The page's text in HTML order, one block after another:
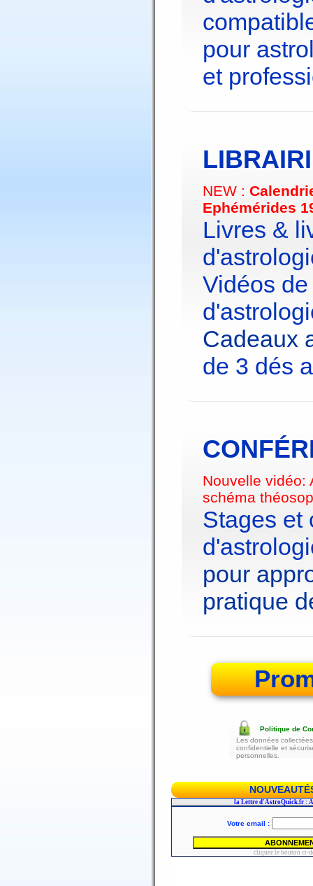
pour
et
NEW :
Ephémérides
Livres &
Vidéos
Cadeaux
de 3 dés
Nouvelle vidéo:
schéma
Stages et
pour
pratique
Politique de
Les données
confidentielle et
personnelles.